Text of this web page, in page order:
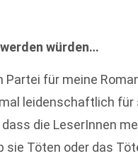
würden…
für meine
leidenschaftlich
die LeserInnen
sie Töten oder das